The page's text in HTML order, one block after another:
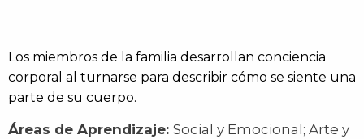
Los miembros de la familia desarrollan conciencia
corporal al turnarse para describir cómo se siente una
parte de su cuerpo.
Áreas de Aprendizaje: Social y Emocional; Arte y